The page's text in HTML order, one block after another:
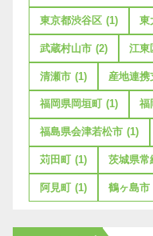
東京都渋谷区 (1) 東
武蔵村山市 (2) 江東
清瀬市 (1) 産地連携
福岡県岡垣町 (1) 福
福島県会津若松市 (1)
苅田町 (1) 茨城県常
阿見町 (1) 鶴ヶ島市